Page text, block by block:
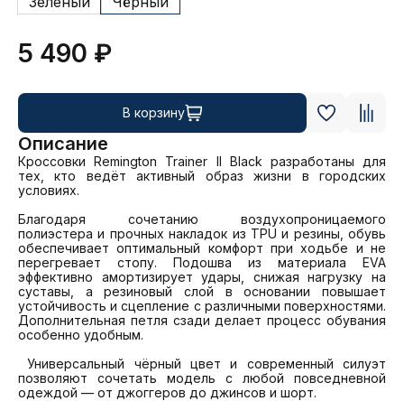
5 490 ₽
В корзину
Описание
Кроссовки Remington Trainer II Black разработаны для
тех, кто ведёт активный образ жизни в городских
условиях.
Благодаря сочетанию воздухопроницаемого
полиэстера и прочных накладок из TPU и резины, обувь
обеспечивает оптимальный комфорт при ходьбе и не
перегревает стопу. Подошва из материала EVA
эффективно амортизирует удары, снижая нагрузку на
суставы, а резиновый слой в основании повышает
устойчивость и сцепление с различными поверхностями.
Дополнительная петля сзади делает процесс обувания
особенно удобным.
Универсальный чёрный цвет и современный силуэт
позволяют сочетать модель с любой повседневной
одеждой — от джоггеров до джинсов и шорт.